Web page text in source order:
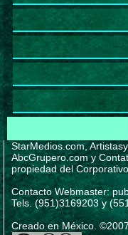
StarMedios.com,
AbcGrupero.com y
propiedad del
Contacto Webmaster:
Tels. (951)3169203 y
Creado en México.